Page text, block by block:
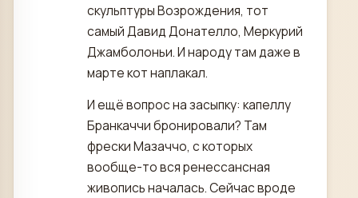
скульптуры Возрождения, тот
самый Давид Донателло, Меркурий
Джамболоньи. И народу там даже в
марте кот наплакал.
И ещё вопрос на засыпку: капеллу
Бранкаччи бронировали? Там
фрески Мазаччо, с которых
вообще-то вся ренессансная
живопись началась. Сейчас вроде